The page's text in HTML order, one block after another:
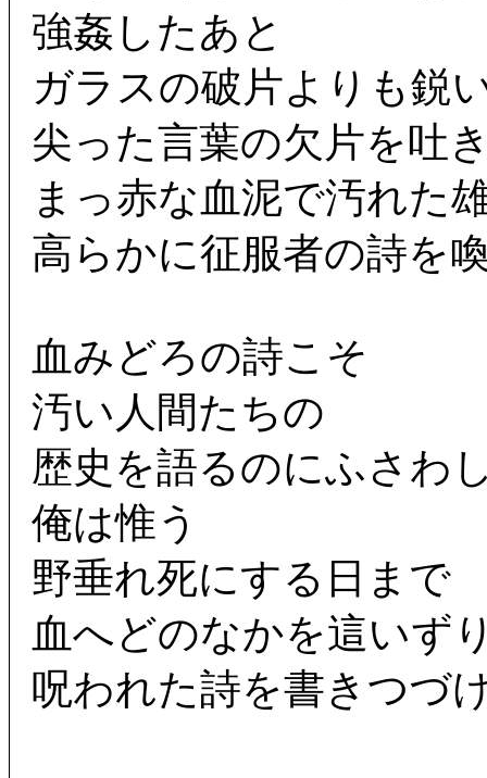
強姦したあと
ガラスの破片よりも鋭
尖った言葉の欠片を吐
まっ赤な血泥で汚れた
高らかに征服者の詩を
血みどろの詩こそ
汚い人間たちの
歴史を語るのにふさわ
俺は惟う
野垂れ死にする日まで
血へどのなかを這いず
呪われた詩を書きつづ